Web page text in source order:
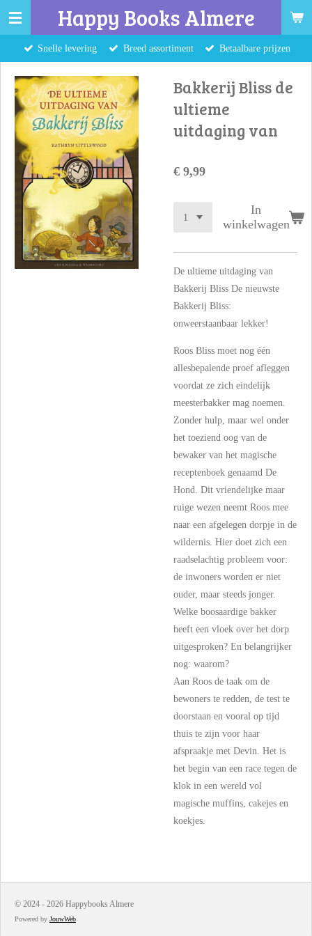
Ga
naar
hoofdinhoud
Happy Books Almere
Snelle levering Breed assortiment Betaalbare prijzen
Bakkerij Bliss de
ultieme
uitdaging van
€ 9,99
In
winkelwagen
De ultieme uitdaging van
Bakkerij Bliss De nieuwste
Bakkerij Bliss:
onweerstaanbaar lekker!
Roos Bliss moet nog één
allesbepalende proef afleggen
voordat ze zich eindelijk
meesterbakker mag noemen.
Zonder hulp, maar wel onder
het toeziend oog van de
bewaker van het magische
receptenboek genaamd De
Hond. Dit vriendelijke maar
ruige wezen neemt Roos mee
naar een afgelegen dorpje in de
wildernis. Hier doet zich een
raadselachtig probleem voor:
de inwoners worden er niet
ouder, maar steeds jonger.
Welke boosaardige bakker
heeft een vloek over het dorp
uitgesproken? En belangrijker
nog: waarom?
Aan Roos de taak om de
bewoners te redden, de test te
doorstaan en vooral op tijd
thuis te zijn voor haar
afspraakje met Devin. Het is
het begin van een race tegen de
klok in een wereld vol
magische muffins, cakejes en
koekjes.
© 2024 - 2026 Happybooks Almere
Powered by JouwWeb